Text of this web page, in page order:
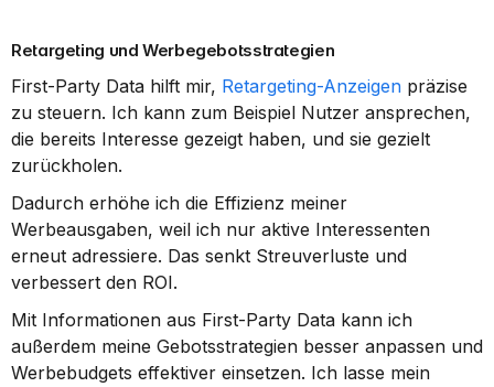
Retargeting und Werbegebotsstrategien
First-Party Data hilft mir, Retargeting-Anzeigen präzise
zu steuern. Ich kann zum Beispiel Nutzer ansprechen,
die bereits Interesse gezeigt haben, und sie gezielt
zurückholen.
Dadurch erhöhe ich die Effizienz meiner
Werbeausgaben, weil ich nur aktive Interessenten
erneut adressiere. Das senkt Streuverluste und
verbessert den ROI.
Mit Informationen aus First-Party Data kann ich
außerdem meine Gebotsstrategien besser anpassen und
Werbebudgets effektiver einsetzen. Ich lasse mein